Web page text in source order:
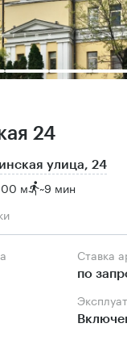
24
улица, 24
м ~9 мин
Ставка
по